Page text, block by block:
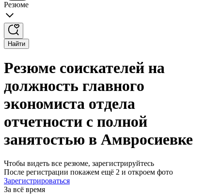
Резюме
Найти
Резюме соискателей на
должность главного
экономиста отдела
отчетности с полной
занятостью в Амвросиевке
Чтобы видеть все резюме, зарегистрируйтесь
После регистрации покажем ещё 2 и откроем фото
Зарегистрироваться
За всё время